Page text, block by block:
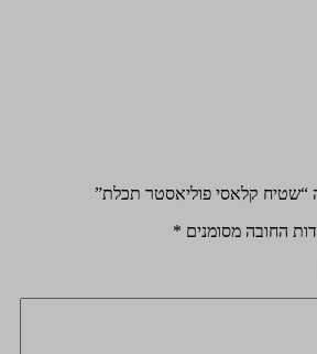
“שטיח קלאסי פוליאסטר תכלת”
החובה מסומנים *